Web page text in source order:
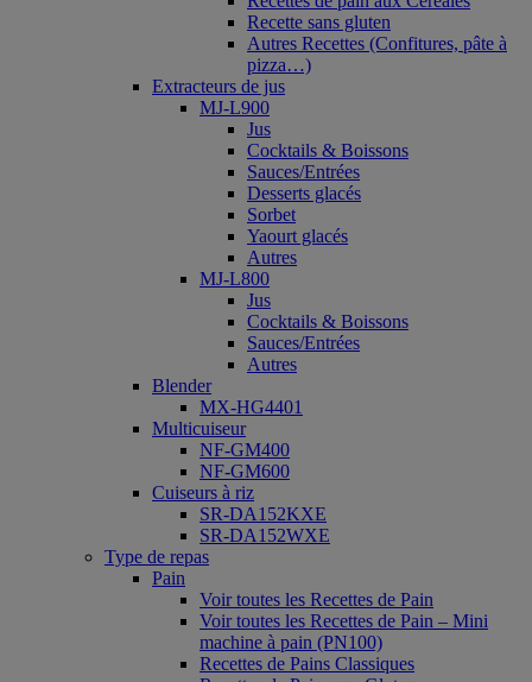
Recette sans gluten
Autres Recettes (Confitures, pâte à
pizza…)
Extracteurs de jus
MJ-L900
Jus
Cocktails & Boissons
Sauces/Entrées
Desserts glacés
Sorbet
Yaourt glacés
Autres
MJ-L800
Jus
Cocktails & Boissons
Sauces/Entrées
Autres
Blender
MX-HG4401
Multicuiseur
NF-GM400
NF-GM600
Cuiseurs à riz
SR-DA152KXE
SR-DA152WXE
Type de repas
Pain
Voir toutes les Recettes de Pain
Voir toutes les Recettes de Pain – Mini
machine à pain (PN100)
Recettes de Pains Classiques